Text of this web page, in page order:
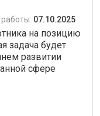
07.10.2025
на позицию
задача будет
развитии
сфере